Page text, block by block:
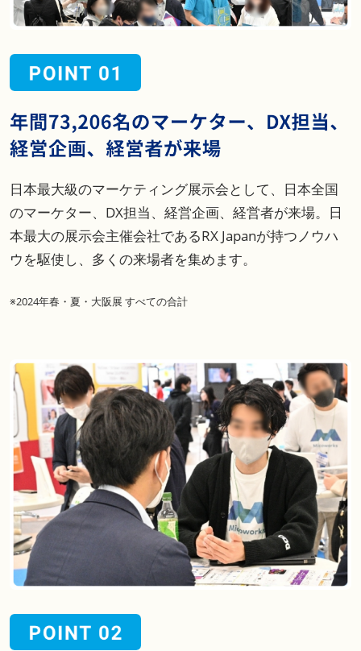
日本最大級のマーケティング展示会として、日本全国
のマーケター、DX担当、経営企画、経営者が来場。日
本最大の展示会主催会社であるRX Japanが持つノウハ
ウを駆使し、多くの来場者を集めます。
※2024年春・夏・大阪展 すべての合計